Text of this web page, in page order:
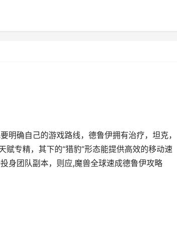
明确自己的游戏路线，德鲁伊拥有治疗，坦克，
赋专精，其下的“猎豹”形态能提供高效的移动速
身团队副本，则应,魔兽全球速成德鲁伊攻略